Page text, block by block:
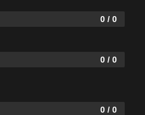
0 / 0
0 / 0
0 / 0